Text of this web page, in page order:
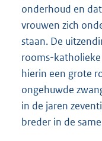
onderhoud en
vrouwen zich
staan. De
rooms-
hierin een grote
ongehuwde
in de jaren
breder in de